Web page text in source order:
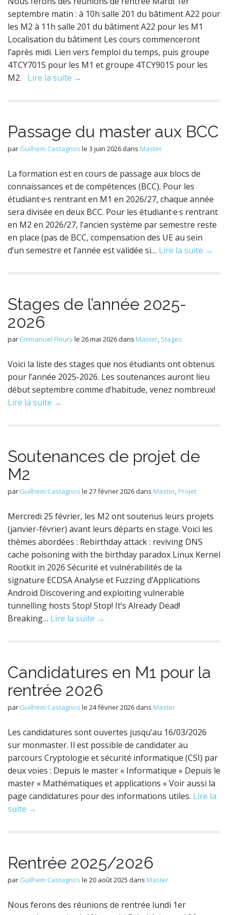
septembre matin : à 10h salle 201 du bâtiment A22 pour
les M2 à 11h salle 201 du bâtiment A22 pour les M1
Localisation du bâtiment Les cours commenceront
l’après midi. Lien vers l’emploi du temps, puis groupe
4TCY701S pour les M1 et groupe 4TCY901S pour les
M2. Lire la suite →
Passage du master aux BCC
par Guilhem Castagnos le 3 juin 2026dans Master
La formation est en cours de passage aux blocs de
connaissances et de compétences (BCC). Pour les
étudiant·e·s rentrant en M1 en 2026/27, chaque année
sera divisée en deux BCC. Pour les étudiant·e·s rentrant
en M2 en 2026/27, l’ancien système par semestre reste
en place (pas de BCC, compensation des UE au sein
d’un semestre et l’année est validée si… Lire la suite →
Stages de l’année 2025-
2026
par Emmanuel Fleuryle 26 mai 2026dans Master, Stages
Voici la liste des stages que nos étudiants ont obtenus
pour l’année 2025-2026. Les soutenances auront lieu
début septembre comme d’habitude, venez nombreux!
Lire la suite →
Soutenances de projet de
M2
par Guilhem Castagnos le 27 février 2026dans Master, Projet
Mercredi 25 février, les M2 ont soutenus leurs projets
(janvier-février) avant leurs départs en stage. Voici les
thèmes abordées : Rebirthday attack : reviving DNS
cache poisoning with the birthday paradox Linux Kernel
Rootkit in 2026 Sécurité et vulnérabilités de la
signature ECDSA Analyse et Fuzzing d’Applications
Android Discovering and exploiting vulnerable
tunnelling hosts Stop! Stop! It’s Already Dead!
Breaking… Lire la suite →
Candidatures en M1 pour la
rentrée 2026
par Guilhem Castagnos le 24 février 2026dans Master
Les candidatures sont ouvertes jusqu’au 16/03/2026
sur monmaster. Il est possible de candidater au
parcours Cryptologie et sécurité informatique (CSI) par
deux voies : Depuis le master « Informatique » Depuis le
master « Mathématiques et applications » Voir aussi la
page candidatures pour des informations utiles. Lire la
suite →
Rentrée 2025/2026
par Guilhem Castagnos le 20 août 2025 dans Master
Nous ferons des réunions de rentrée lundi 1er